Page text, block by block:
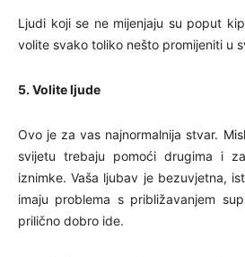
Ljudi koji se ne mijenjaju su poput
volite svako toliko nešto promijeniti u
5. Volite ljude
Ovo je za vas najnormalnija stvar.
svijetu trebaju pomoći drugima i
iznimke. Vaša ljubav je bezuvjetna,
imaju problema s približavanjem
prilično dobro ide.